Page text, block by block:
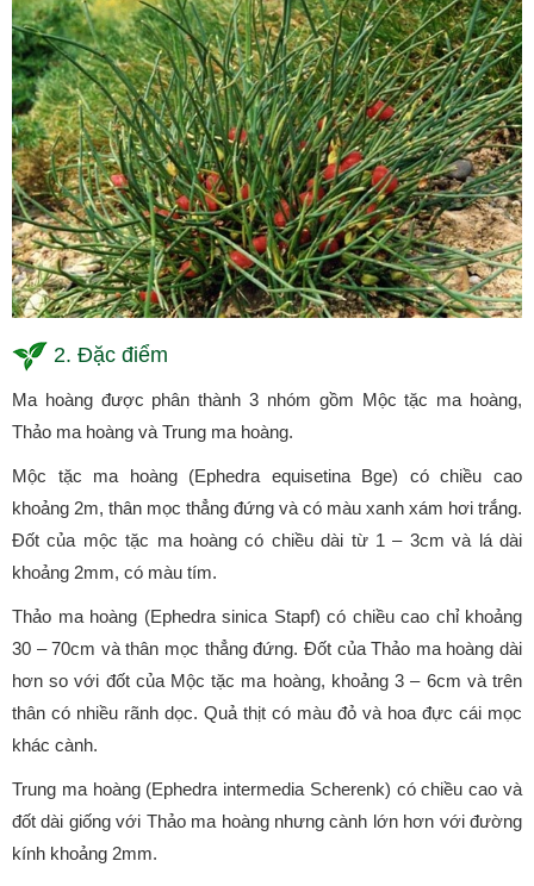
2. Đặc điểm
Ma hoàng được phân thành 3 nhóm gồm Mộc tặc ma hoàng,
Thảo ma hoàng và Trung ma hoàng.
Mộc tặc ma hoàng (Ephedra equisetina Bge) có chiều cao
khoảng 2m, thân mọc thẳng đứng và có màu xanh xám hơi trắng.
Đốt của mộc tặc ma hoàng có chiều dài từ 1 – 3cm và lá dài
khoảng 2mm, có màu tím.
Thảo ma hoàng (Ephedra sinica Stapf) có chiều cao chỉ khoảng
30 – 70cm và thân mọc thẳng đứng. Đốt của Thảo ma hoàng dài
hơn so với đốt của Mộc tặc ma hoàng, khoảng 3 – 6cm và trên
thân có nhiều rãnh dọc. Quả thịt có màu đỏ và hoa đực cái mọc
khác cành.
Trung ma hoàng (Ephedra intermedia Scherenk) có chiều cao và
đốt dài giống với Thảo ma hoàng nhưng cành lớn hơn với đường
kính khoảng 2mm.